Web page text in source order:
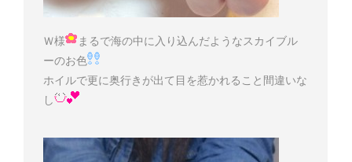
Ｗ様
まるで海の中に入り込んだようなスカイブル
ーのお色
ホイルで更に奥行きが出て目を惹かれること間違いな
し